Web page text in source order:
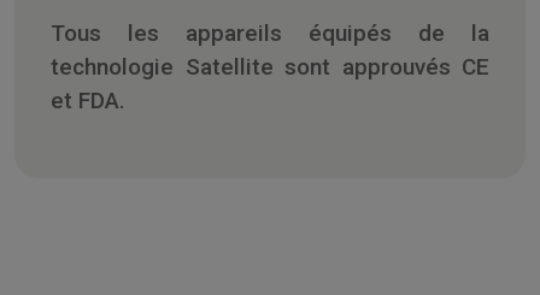
Tous les appareils équipés de la
technologie Satellite sont approuvés CE
et FDA.